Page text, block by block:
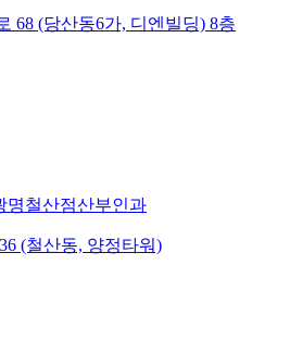
68 (당산동6가, 디엔빌딩) 8층
명철산점산부인과
(철산동, 양정타워)